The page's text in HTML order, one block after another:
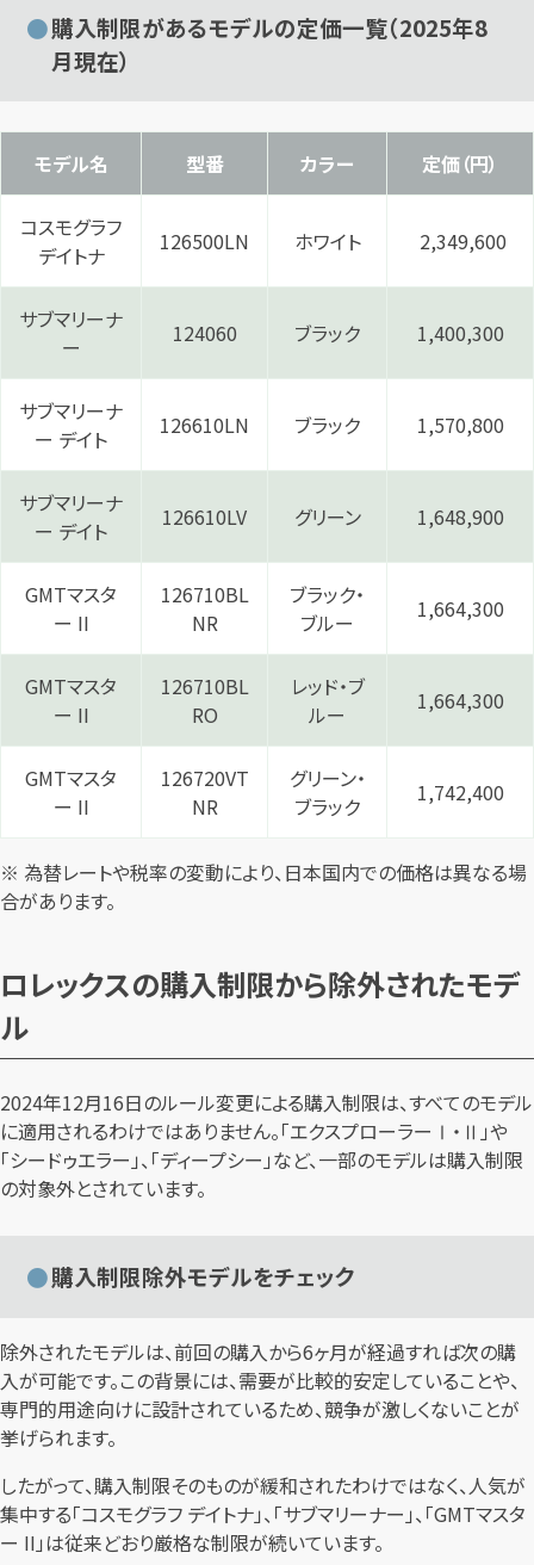
購入制限があるモデルの定価一覧（2025年8
月現在）
モデル名 型番 カラー 定価（円）
コスモグラフ
デイトナ
126500LN ホワイト 2,349,600
サブマリーナ
ー
124060 ブラック 1,400,300
サブマリーナ
ー デイト
126610LN ブラック 1,570,800
サブマリーナ
ー デイト
126610LV グリーン 1,648,900
GMTマスタ
ー II
126710BL
NR
ブラック・
ブルー
1,664,300
GMTマスタ
ー II
126710BL
RO
レッド・ブ
ルー
1,664,300
GMTマスタ
ー II
126720VT
NR
グリーン・
ブラック
1,742,400
※ 為替レートや税率の変動により、日本国内での価格は異なる場
合があります。
ロレックスの購入制限から除外されたモデ
ル
2024年12月16日のルール変更による購入制限は、すべてのモデル
に適用されるわけではありません。「エクスプローラーⅠ・Ⅱ」や
「シードゥエラー」、「ディープシー」など、一部のモデルは購入制限
の対象外とされています。
購入制限除外モデルをチェック
除外されたモデルは、前回の購入から6ヶ月が経過すれば次の購
入が可能です。この背景には、需要が比較的安定していることや、
専門的用途向けに設計されているため、競争が激しくないことが
挙げられます。
したがって、購入制限そのものが緩和されたわけではなく、人気が
集中する「コスモグラフ デイトナ」、「サブマリーナー」、「GMTマスタ
ー II」は従来どおり厳格な制限が続いています。